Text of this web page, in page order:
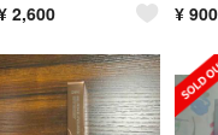
2,600 ¥ 900